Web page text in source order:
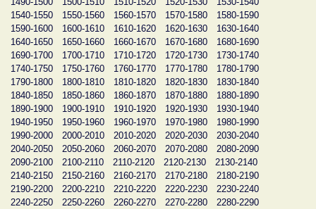
1540-1550
1550-1560 1560-1570 1570-1580
1580-1590
1590-1600
1600-1610 1610-1620 1620-1630
1630-1640
1640-1650
1650-1660 1660-1670 1670-1680
1680-1690
1690-1700
1700-1710 1710-1720 1720-1730
1730-1740
1740-1750
1750-1760 1760-1770 1770-1780
1780-1790
1790-1800
1800-1810 1810-1820 1820-1830
1830-1840
1840-1850
1850-1860 1860-1870 1870-1880
1880-1890
1890-1900
1900-1910 1910-1920 1920-1930
1930-1940
1940-1950
1950-1960 1960-1970 1970-1980
1980-1990
1990-2000
2000-2010 2010-2020 2020-2030
2030-2040
2040-2050
2050-2060 2060-2070 2070-2080
2080-2090
2090-2100
2100-2110 2110-2120 2120-2130
2130-2140
2140-2150
2150-2160 2160-2170 2170-2180
2180-2190
2190-2200
2200-2210 2210-2220 2220-2230
2230-2240
2240-2250
2250-2260 2260-2270 2270-2280
2280-2290